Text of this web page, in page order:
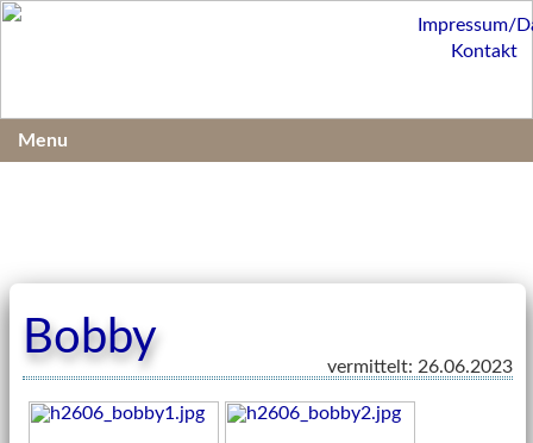
Bobby
vermittelt: 26.06.2023
Impressum/
Kontakt
Menu